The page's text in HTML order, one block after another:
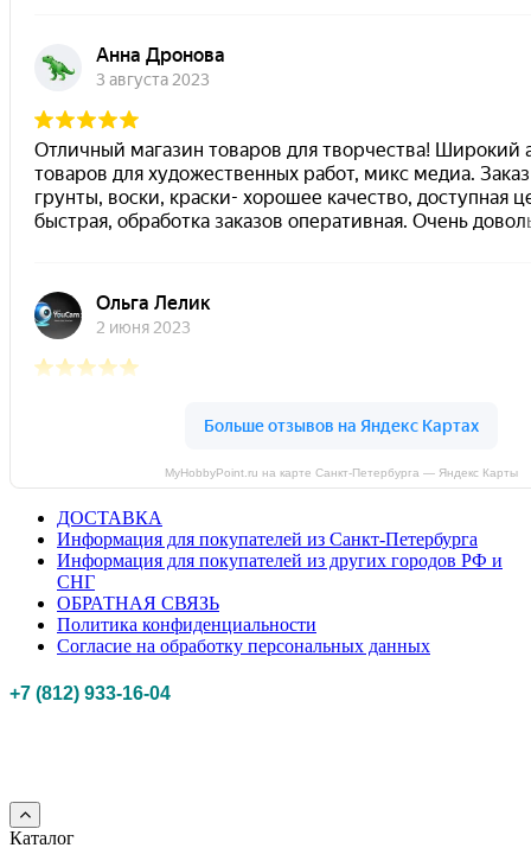
MyHobbyPoint.ru на карте Санкт‑Петербурга — Яндекс Карты
ДОСТАВКА
Информация для покупателей из Санкт-Петербурга
Информация для покупателей из других городов РФ и
СНГ
ОБРАТНАЯ СВЯЗЬ
Политика конфиденциальности
Согласие на обработку персональных данных
+7 (812) 933-16-04
Каталог